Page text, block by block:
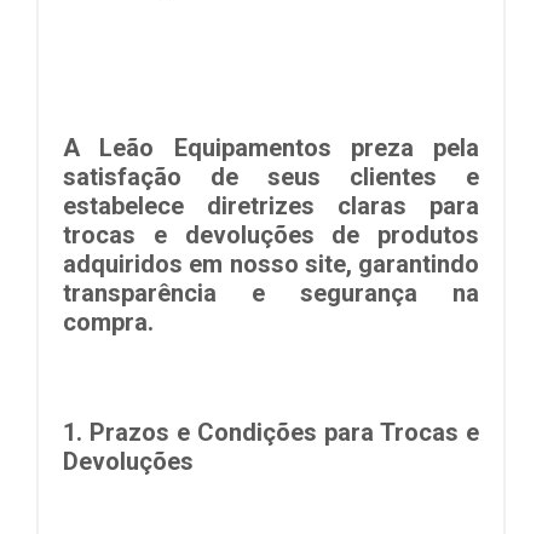
A Leão Equipamentos preza pela
satisfação de seus clientes e
estabelece diretrizes claras para
trocas e devoluções de produtos
adquiridos em nosso site, garantindo
transparência e segurança na
compra.
1. Prazos e Condições para Trocas e
Devoluções